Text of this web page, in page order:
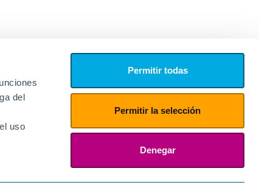
del
uso
Permitir todas
Permitir la selección
Denegar